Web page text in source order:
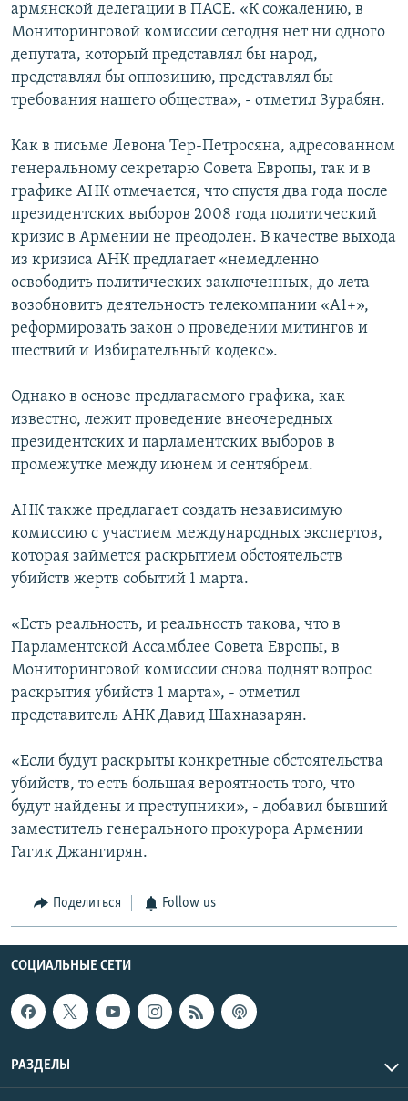
армянской делегации в ПАСЕ. «К сожалению, в
Мониторинговой комиссии сегодня нет ни одного
депутата, который представлял бы народ,
представлял бы оппозицию, представлял бы
требования нашего общества», - отметил Зурабян.
Как в письме Левона Тер-Петросяна, адресованном
генеральному секретарю Совета Европы, так и в
графике АНК отмечается, что спустя два года после
президентских выборов 2008 года политический
кризис в Армении не преодолен. В качестве выхода
из кризиса АНК предлагает «немедленно
освободить политических заключенных, до лета
возобновить деятельность телекомпании «А1+»,
реформировать закон о проведении митингов и
шествий и Избирательный кодекс».
Однако в основе предлагаемого графика, как
известно, лежит проведение внеочередных
президентских и парламентских выборов в
промежутке между июнем и сентябрем.
АНК также предлагает создать независимую
комиссию с участием международных экспертов,
которая займется раскрытием обстоятельств
убийств жертв событий 1 марта.
«Есть реальность, и реальность такова, что в
Парламентской Ассамблее Совета Европы, в
Мониторинговой комиссии снова поднят вопрос
раскрытия убийств 1 марта», - отметил
представитель АНК Давид Шахназарян.
«Если будут раскрыты конкретные обстоятельства
убийств, то есть большая вероятность того, что
будут найдены и преступники», - добавил бывший
заместитель генерального прокурора Армении
Гагик Джангирян.
Поделиться Follow us
СОЦИАЛЬНЫЕ СЕТИ
РАЗДЕЛЫ